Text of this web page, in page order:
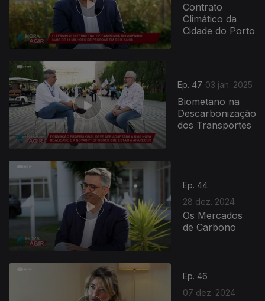
Contrato
Climático da
Cidade do Porto
Ep. 47 03 jan. 2025
Biometano na
Descarbonização
dos Transportes
Ep. 44
28 dez. 2024
Os Mercados
de Carbono
Ep. 46
07 dez. 2024